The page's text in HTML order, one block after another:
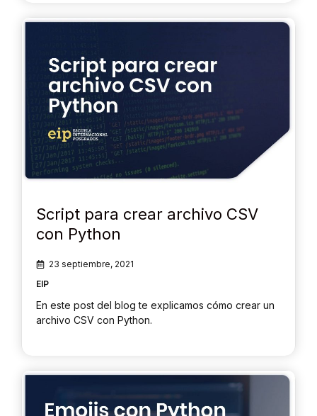
Script para crear archivo CSV
con Python
23 septiembre, 2021
EIP
En este post del blog te explicamos cómo crear un
archivo CSV con Python.